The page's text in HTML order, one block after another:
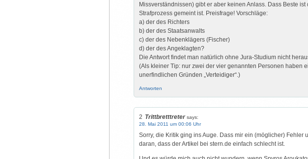
Missverständnissen) gibt er aber keinen Anlass. Dass Beste
Strafprozess gemeint ist. Preisfrage! Vorschläge:
a) der des Richters
b) der des Staatsanwalts
c) der des Nebenklägers (Fischer)
d) der des Angeklagten?
Die Antwort findet man natürlich ohne Jura-Studium nicht
(Als kleiner Tip: nur zwei der vier genannten Personen haben
unerfindlichen Gründen „Verteidiger“.)
Antworten
2 Trittbretttreter says:
28. Mai 2011 um 00:06 Uhr
Sorry, die Kritik ging ins Auge. Dass mir ein (möglicher) Fehler
daran, dass der Artikel bei stern.de einfach schlecht ist.